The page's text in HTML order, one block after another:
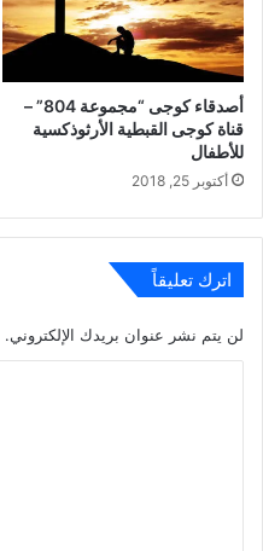
أصدقاء كوجى “مجموعة 804” –
قناة كوجى القبطية الأرثوذكسية
للأطفال
أكتوبر 25, 2018
اترك تعليقاً
لن يتم نشر عنوان بريدك الإلكتروني.